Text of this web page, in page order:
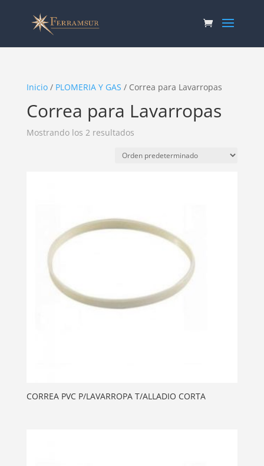
Inicio/ PLOMERIA Y GAS / Correa para Lavarropas
Correa para Lavarropas
Mostrando los 2 resultados
CORREA PVC P/LAVARROPA T/ALLADIO CORTA